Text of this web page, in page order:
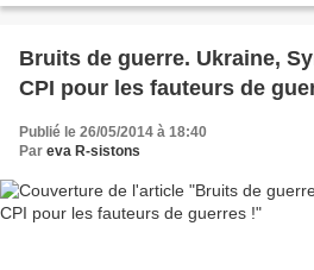
Bruits de guerre. Ukraine,
CPI pour les fauteurs de
Publié le 26/05/2014 à 18:40
Par eva R-sistons